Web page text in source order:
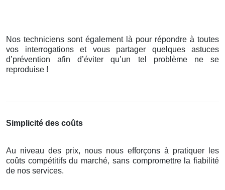
Nos techniciens sont également là pour répondre à toutes
vos interrogations et vous partager quelques astuces
d’prévention afin d’éviter qu’un tel problème ne se
reproduise !
Simplicité des coûts
Au niveau des prix, nous nous efforçons à pratiquer les
coûts compétitifs du marché, sans compromettre la fiabilité
de nos services.